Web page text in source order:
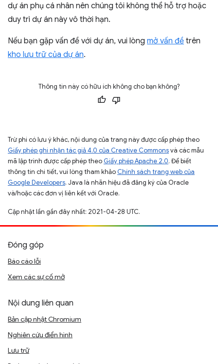
dự án phụ cá nhân nên chúng tôi không thể hỗ trợ hoặc
duy trì dự án này vô thời hạn.
Nếu bạn gặp vấn đề với dự án, vui lòng mở vấn đề trên
kho lưu trữ của dự án.
Thông tin này có hữu ích không cho bạn không?
Trừ phi có lưu ý khác, nội dung của trang này được cấp phép theo
Giấy phép ghi nhận tác giả 4.0 của Creative Commonsvà các mẫu
mã lập trình được cấp phép theo Giấy phép Apache 2.0. Để biết
thông tin chi tiết, vui lòng tham khảo Chính sách trang web của
Google Developers. Java là nhãn hiệu đã đăng ký của Oracle
và/hoặc các đơn vị liên kết với Oracle.
Cập nhật lần gần đây nhất: 2021-04-28 UTC.
Đóng góp
Báo cáo lỗi
Xem các sự cố mở
Nội dung liên quan
Bản cập nhật Chromium
Nghiên cứu điển hình
Lưu trữ